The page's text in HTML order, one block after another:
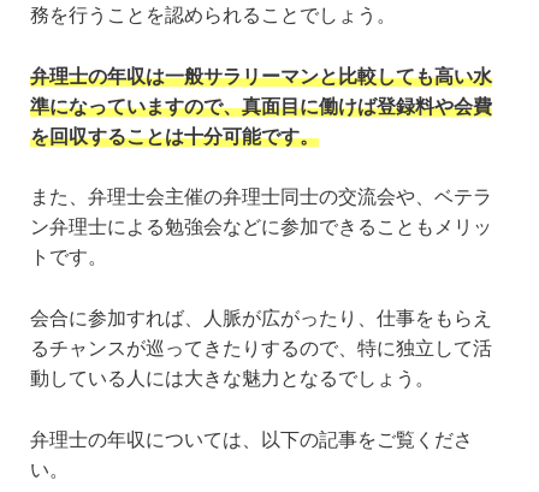
務を行うことを認められることでしょう。
弁理士の年収は一般サラリーマンと比較しても高い水
準になっていますので、真面目に働けば登録料や会費
を回収することは十分可能です。
また、弁理士会主催の弁理士同士の交流会や、ベテラ
ン弁理士による勉強会などに参加できることもメリッ
トです。
会合に参加すれば、人脈が広がったり、仕事をもらえ
るチャンスが巡ってきたりするので、特に独立して活
動している人には大きな魅力となるでしょう。
弁理士の年収については、以下の記事をご覧くださ
い。